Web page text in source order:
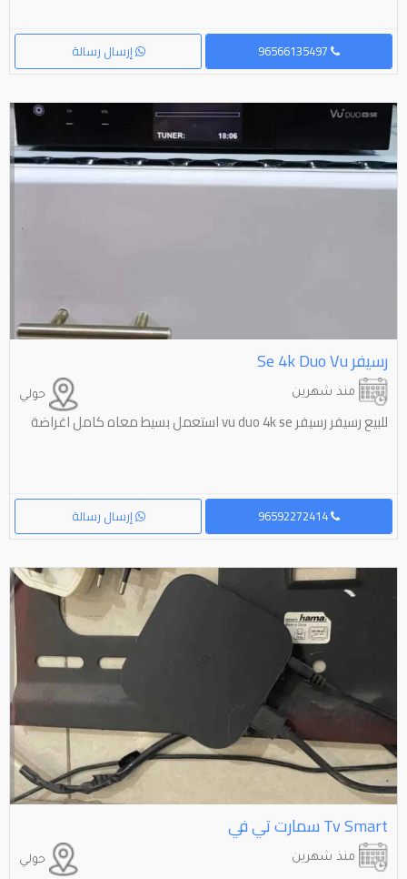
إرسال رسالة
رسيفر ⁦⁦vu⁩⁩ ⁦⁦duo⁩⁩ ⁦⁦4k⁩⁩ ⁦⁦se⁩⁩
حولي منذ شهرين
للبيع رسيفر رسيفر vu duo 4k se استعمل بسيط معاه كامل اغراضة
إرسال رسالة
Smart⁩⁩ ⁦⁦tv⁩⁩ سمارت تي في
حولي منذ شهرين